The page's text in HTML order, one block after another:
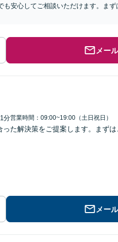
安心してご相談いただけます。ま
メー
分営業時間：09:00~19:00（土日祝日）
た解決策をご提案します。まず
メー